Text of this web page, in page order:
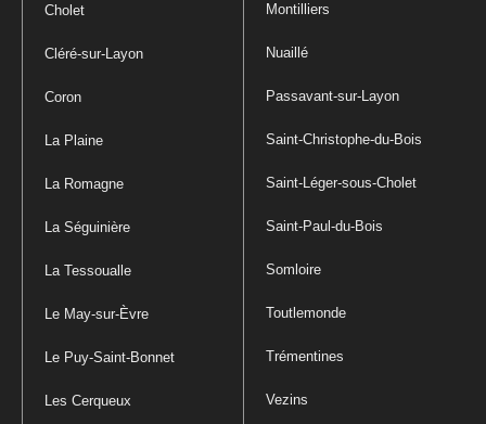
Cholet
Cléré-sur-Layon
Coron
La Plaine
La Romagne
La Séguinière
La Tessoualle
Le May-sur-Èvre
Le Puy-Saint-Bonnet
Les Cerqueux
Montilliers
Nuaillé
Passavant-sur-Layon
Saint-Christophe-du-Bois
Saint-Léger-sous-Cholet
Saint-Paul-du-Bois
Somloire
Toutlemonde
Trémentines
Vezins